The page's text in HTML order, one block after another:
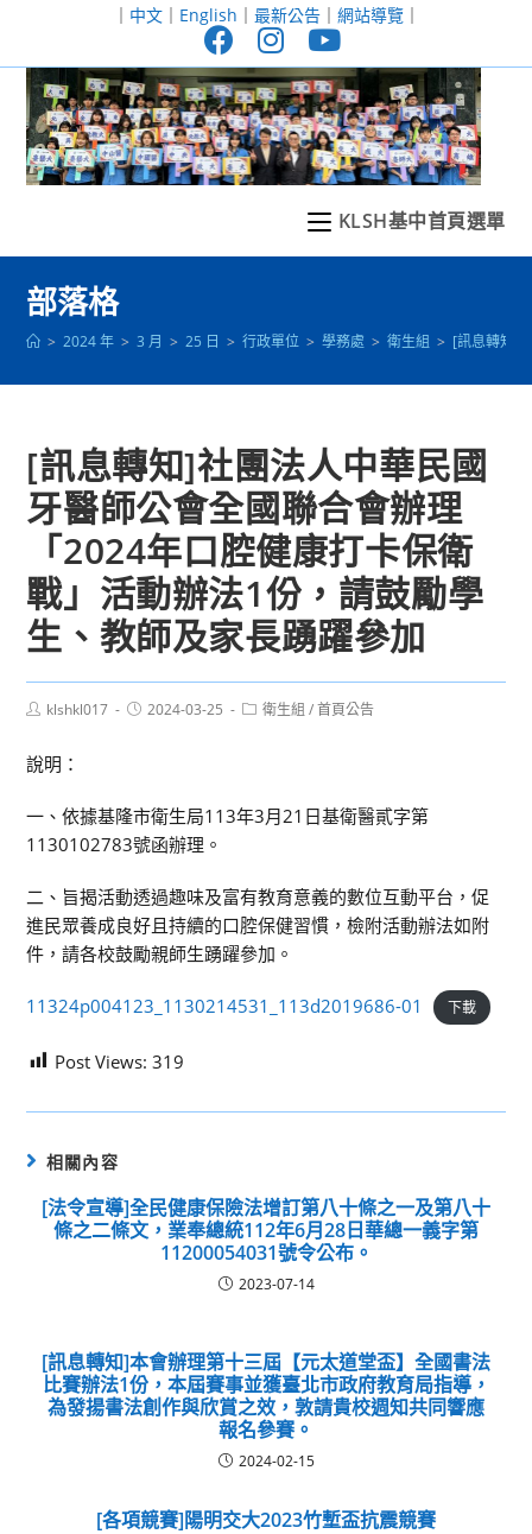
至
｜ 中文｜ English ｜ 最新公告｜ 網站導覽｜
KLSH基中首頁選單
部落格
> 2024 年 > 3 月 > 25 日 > 行政單位 > 學務處 > 衛生組 > [訊息轉知]
[訊息轉知]社團法人中華民國
牙醫師公會全國聯合會辦理
「2024年口腔健康打卡保衛
戰」活動辦法1份，請鼓勵學
生、教師及家長踴躍參加
Postklshkl017
Post2024-03-25
Post衛生組 / 首頁公告
說明：
一、依據基隆市衛生局113年3月21日基衛醫貳字第
1130102783號函辦理。
二、旨揭活動透過趣味及富有教育意義的數位互動平台，促
進民眾養成良好且持續的口腔保健習慣，檢附活動辦法如附
件，請各校鼓勵親師生踴躍參加。
11324p004123_1130214531_113d2019686-01 下載
Post Views: 319
相關內容
[法令宣導]全民健康保險法增訂第八十條之一及第八十
條之二條文，業奉總統112年6月28日華總一義字第
11200054031號令公布。
2023-07-14
[訊息轉知]本會辦理第十三屆【元太道堂盃】全國書法
比賽辦法1份，本屆賽事並獲臺北市政府教育局指導，
為發揚書法創作與欣賞之效，敦請貴校週知共同響應
報名參賽。
2024-02-15
[各項競賽]陽明交大2023竹塹盃抗震競賽